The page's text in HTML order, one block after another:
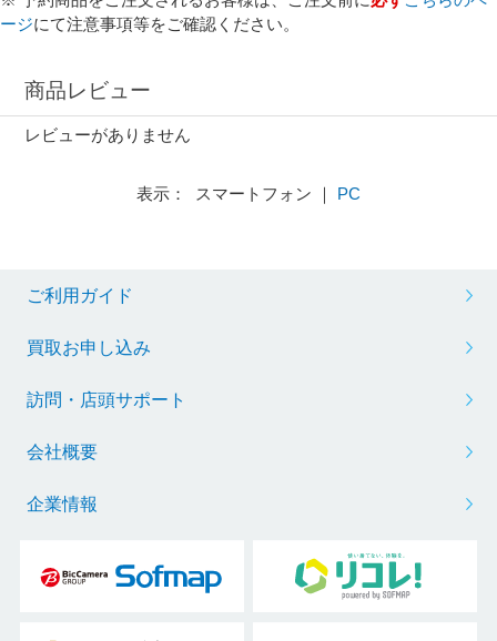
ージにて注意事項等をご確認ください。
商品レビュー
レビューがありません
表示： スマートフォン ｜ PC
ご利用ガイド
買取お申し込み
訪問・店頭サポート
会社概要
企業情報